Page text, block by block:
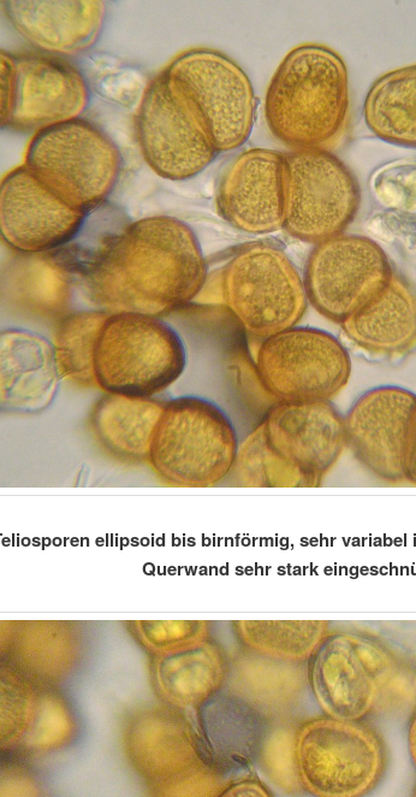
ellipsoid bis birnförmig, sehr variabel
Querwand sehr stark